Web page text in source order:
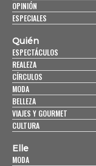
OPINIÓN
ESPECIALES
Quién
ESPECTÁCULOS
REALEZA
CÍRCULOS
MODA
BELLEZA
VIAJES Y GOURMET
CULTURA
Elle
MODA